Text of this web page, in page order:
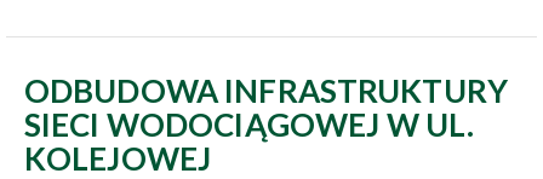
ODBUDOWA INFRASTRUKTURY
SIECI WODOCIĄGOWEJ W UL.
KOLEJOWEJ